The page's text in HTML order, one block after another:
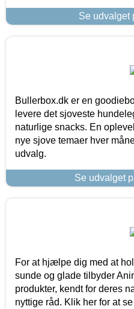
Se udvalget
Bullerbox.dk er en
levere det sjoveste
naturlige snacks. En
nye sjove temaer hver
udvalg.
Se udvalget
For at hjælpe dig med at
sunde og glade tilbyder
produkter, kendt for deres
nyttige råd. Klik her for at